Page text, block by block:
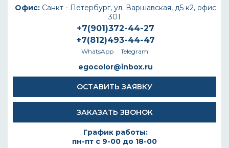
Офис: Санкт - Петербург, ул. Варшавская, д5 к2, офис
301
+7(901)372-44-27
+7(812)493-44-47
WhatsApp Telegram
egocolor@inbox.ru
ОСТАВИТЬ ЗАЯВКУ
ЗАКАЗАТЬ ЗВОНОК
График работы:
пн-пт с 9-00 до 18-00